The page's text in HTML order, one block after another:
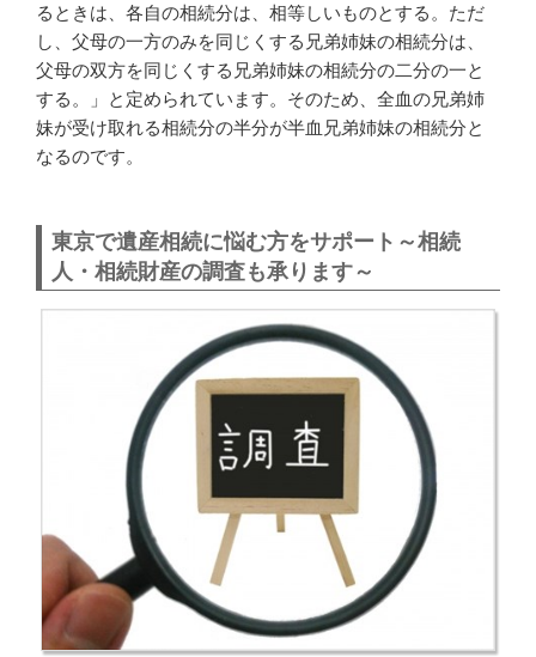
るときは、各自の相続分は、相等しいものとする。ただ
し、父母の一方のみを同じくする兄弟姉妹の相続分は、
父母の双方を同じくする兄弟姉妹の相続分の二分の一と
する。」と定められています。そのため、全血の兄弟姉
妹が受け取れる相続分の半分が半血兄弟姉妹の相続分と
なるのです。
東京で遺産相続に悩む方をサポート～相続
人・相続財産の調査も承ります～